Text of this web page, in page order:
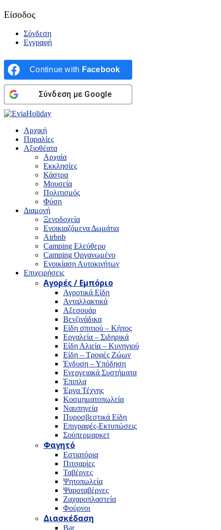
Είσοδος
Σύνδεση
Εγγραφή
Continue with Facebook
Σύνδεση με Google
Αρχική
Παραλίες
Αξιοθέατα
Αρχαία
Εκκλησίες
Κάστρα
Μουσεία
Πολιτισμός
Φύση
Διαμονή
Ξενοδοχεία
Ενοικιαζόμενα Δωμάτια
Airbnb
Camping Ελεύθερο
Camping Οργανωμένο
Ενοικίαση Αυτοκινήτων
Επιχειρήσεις
Αγορές / Εμπόριο
Αγροτικά Είδη
Ανταλλακτικά
Αξεσουάρ
Βενζινάδικα
Είδη σπιτιού – Κήπος
Εργαλεία – Σιδηρικά
Είδη Αλιεία – Κυνηγιού
Είδη – Τροφές Ζώων
Ένδυση – Υπόδηση
Ενεργειακά Συστήματα
Έπιπλα
Έργα Τέχνης
Κοσμηματοπωλεία
Ναυπηγεία
Πυροσβεστικά Είδη
Επιγραφές-Εκτυπώσεις
Σούπερμαρκετ
Φαγητό
Εστιατόρια
Πιτσαρίες
Ταβέρνες
Ψητοπωλεία
Ψαροταβέρνες
Ζαχαροπλαστεία
Φούρνοι
Διασκέδαση
Bar